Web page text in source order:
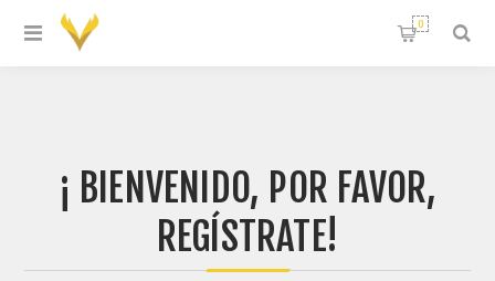
0
¡ BIENVENIDO, POR FAVOR,
REGÍSTRATE!